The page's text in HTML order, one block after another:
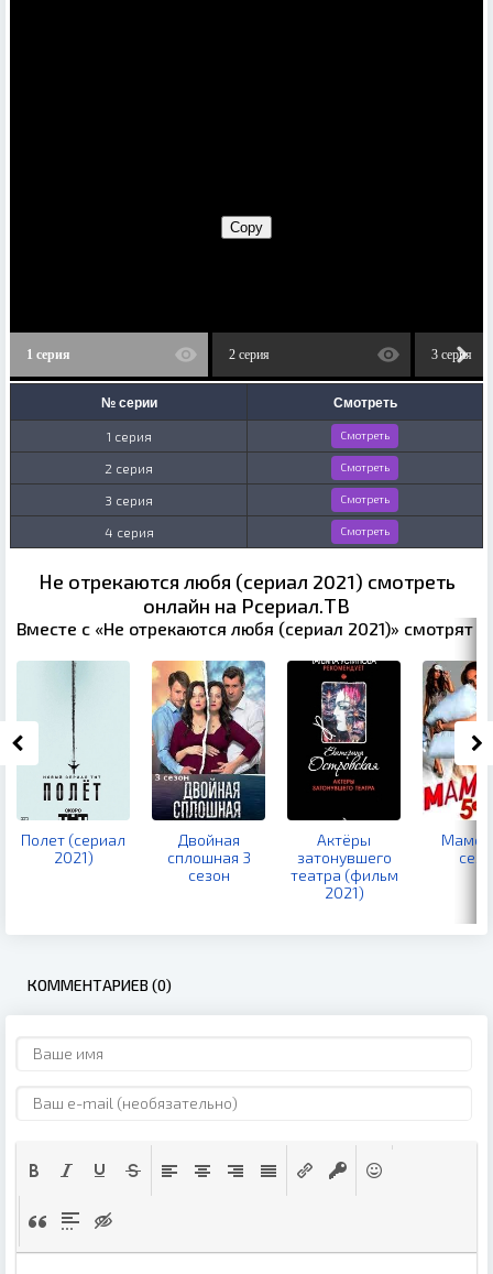
1 серия 2 серия 3 серия
№ серии Смотреть
1 серия Смотреть
2 серия Смотреть
3 серия Смотреть
4 серия Смотреть
Не отрекаются любя (сериал 2021) смотреть
онлайн на Рсериал.ТВ
Вместе с «Не отрекаются любя (сериал 2021)» смотрят
Полет (сериал
2021)
Двойная
сплошная 3
сезон
Актёры
затонувшего
театра (фильм
2021)
КОММЕНТАРИЕВ (0)